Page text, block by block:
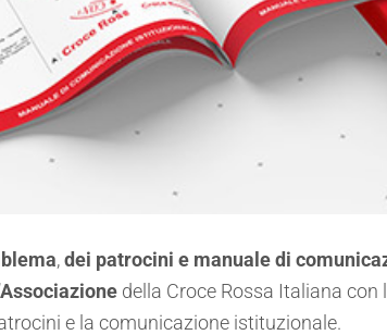
,dei patrocini e manuale di
della Croce Rossa Italiana
e la comunicazione istituzionale.